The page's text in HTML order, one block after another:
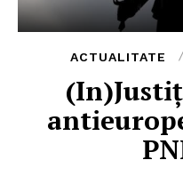
ACTUALITATE